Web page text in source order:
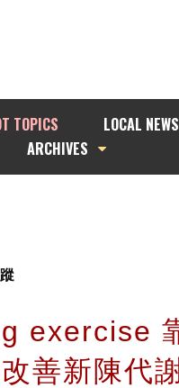
TOPICS
LOCAL NEWS
ARCHIVES
exercise
善新陳代